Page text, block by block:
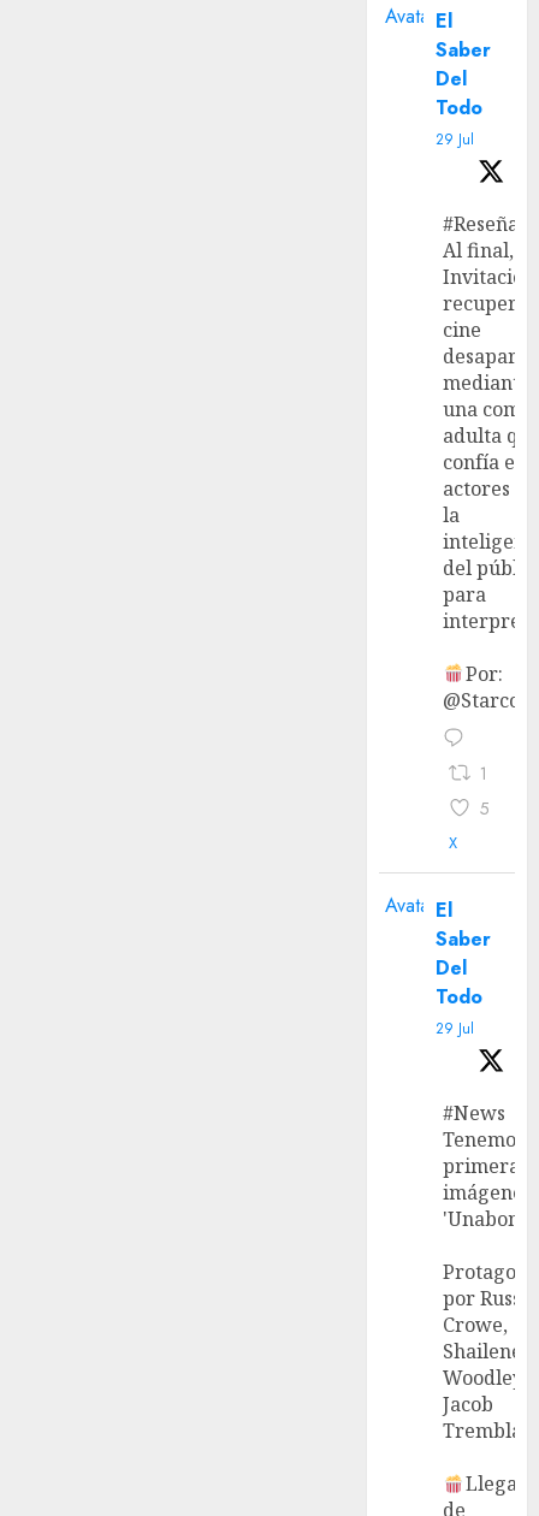
Avatar El
Saber
Del
Todo
29 Jul
#Reseña
Al final,
recupera
cine
mediante
una
adulta
confía en
actores y
la
del
para
Por:
1
5
X
Avatar El
Saber
Del
Todo
29 Jul
#News
Tenemos
primeras
imágenes
por
Crowe,
Shailene
Woodley y
Jacob
Tremblay.
Llega
de